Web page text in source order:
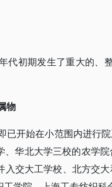
代初期发生了重大的、
物
已开始在小范围内进行
、华北大学三校的农学
入交大工学校、北方交